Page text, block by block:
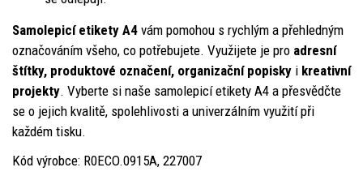
Samolepicí etikety A4 vám pomohou s rychlým a přehledným
označováním všeho, co potřebujete. Využijete je pro adresní
štítky, produktové označení, organizační popisky i kreativní
projekty. Vyberte si naše samolepicí etikety A4 a přesvědčte
se o jejich kvalitě, spolehlivosti a univerzálním využití při
každém tisku.
Kód výrobce: R0ECO.0915A, 227007